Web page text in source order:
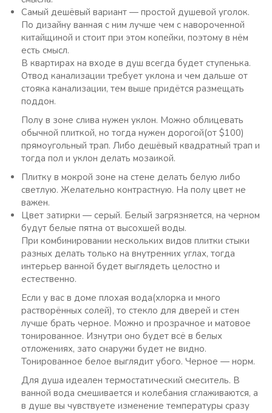
Самый дешёвый вариант — простой душевой уголок.
По дизайну ванная с ним лучше чем с навороченной
китайщиной и стоит при этом копейки, поэтому в нём
есть смысл.
В квартирах на входе в душ всегда будет ступенька.
Отвод канализации требует уклона и чем дальше от
стояка канализации, тем выше придётся размещать
поддон.
Полу в зоне слива нужен уклон. Можно облицевать
обычной плиткой, но тогда нужен дорогой(от $100)
прямоугольный трап. Либо дешёвый квадратный трап и
тогда пол и уклон делать мозаикой.
Плитку в мокрой зоне на стене делать белую либо
светлую. Желательно контрастную. На полу цвет не
важен.
Цвет затирки — серый. Белый загрязняется, на черном
будут белые пятна от высохшей воды.
При комбинировании нескольких видов плитки стыки
разных делать только на внутренних углах, тогда
интерьер ванной будет выглядеть целостно и
естественно.
Если у вас в доме плохая вода(хлорка и много
растворённых солей), то стекло для дверей и стен
лучше брать черное. Можно и прозрачное и матовое
тонированное. Изнутри оно будет всё в белых
отложениях, зато снаружи будет не видно.
Тонированное белое выглядит убого. Черное — норм.
Для душа идеален термостатический смеситель. В
ванной вода смешивается и колебания сглаживаются, а
в душе вы чувствуете изменение температуры сразу